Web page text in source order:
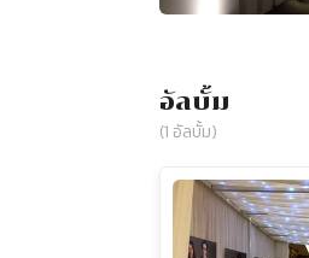
อัลบั้ม
(1 อัลบั้ม)